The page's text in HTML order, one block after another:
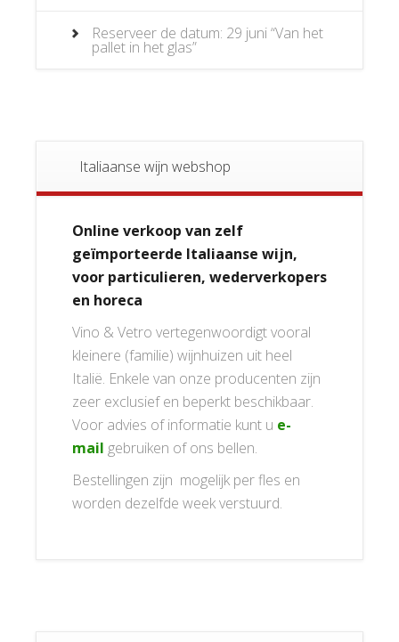
Reserveer de datum: 29 juni “Van het
pallet in het glas”
Italiaanse wijn webshop
Online verkoop van zelf
geïmporteerde Italiaanse wijn,
voor particulieren, wederverkopers
en horeca
Vino & Vetro vertegenwoordigt vooral
kleinere (familie) wijnhuizen uit heel
Italië. Enkele van onze producenten zijn
zeer exclusief en beperkt beschikbaar.
Voor advies of informatie kunt u e-
mail gebruiken of ons bellen.
Bestellingen zijn mogelijk per fles en
worden dezelfde week verstuurd.